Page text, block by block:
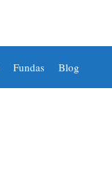
Fundas Blog